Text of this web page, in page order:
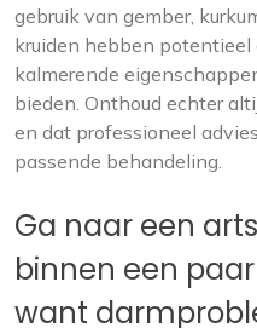
gebruik van gember,
kruiden hebben
kalmerende
bieden. Onthoud echter
en dat professioneel
passende behandeling.
Ga naar een
binnen een
want